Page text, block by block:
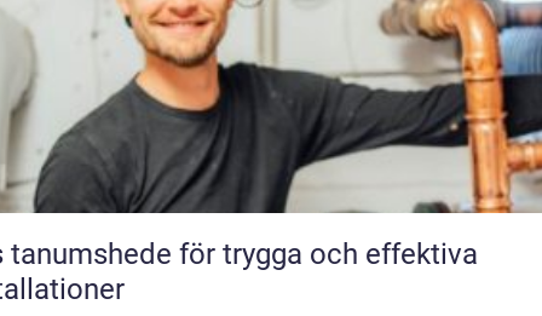
tanumshede för trygga och effektiva